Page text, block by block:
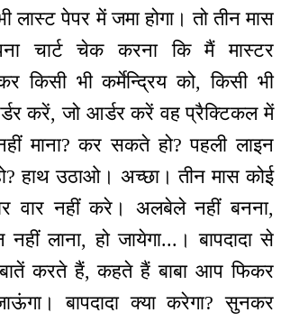
लास्ट पेपर में जमा होगा। तो तीन मास
चार्ट चेक करना कि मैं मास्टर
किसी भी कर्मेन्द्रिय को, किसी भी
करें, जो आर्डर करें वह प्रैक्टिकल में
माना? कर सकते हो? पहली लाइन
हाथ उठाओ। अच्छा। तीन मास कोई
वार नहीं करे। अलबेले नहीं बनना,
लाना, हो जायेगा...। बापदादा से
बातें करते हैं, कहते हैं बाबा आप फिकर
बापदादा क्या करेगा? सुनकर